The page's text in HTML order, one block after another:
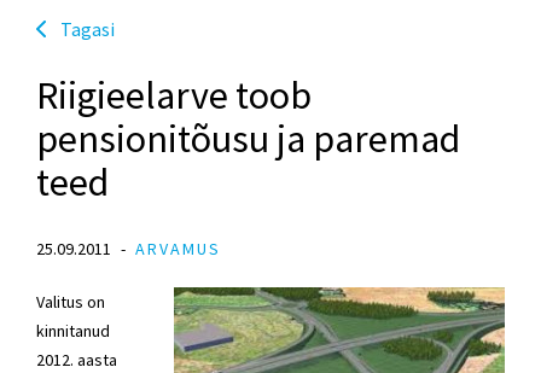
Tagasi
Riigieelarve toob
pensionitõusu ja paremad
teed
25.09.2011 ARVAMUS
Valitus on
kinnitanud
2012. aasta